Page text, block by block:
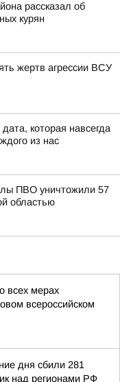
рассказал об
курян
жертв агрессии ВСУ
которая навсегда
из нас
ПВО уничтожили 57
областью
всех мерах
всероссийском
дня сбили 281
над регионами РФ